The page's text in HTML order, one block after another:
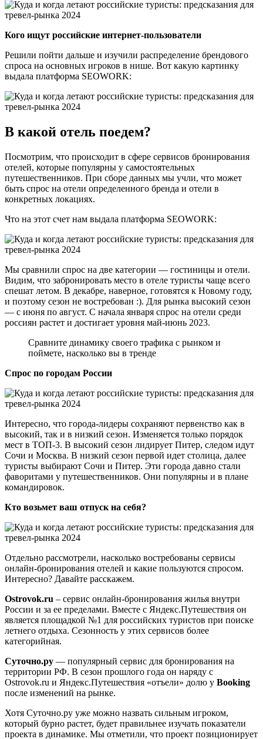
Кого ищут российские интернет-пользователи
Решили пойти дальше и изучили распределение брендового
спроса на основных игроков в нише. Вот какую картинку
выдала платформа SEOWORK:
В какой отель поедем?
Посмотрим, что происходит в сфере сервисов бронирования
отелей, которые популярны у самостоятельных
путешественников. При сборе данных мы учли, что может
быть спрос на отели определенного бренда и отели в
конкретных локациях.
Что на этот счет нам выдала платформа SEOWORK:
Мы сравнили спрос на две категории — гостиницы и отели.
Видим, что забронировать место в отеле туристы чаще всего
спешат летом. В декабре, наверное, готовятся к Новому году,
и поэтому сезон не востребован :). Для рынка высокий сезон
— с июня по август. С начала января спрос на отели среди
россиян растет и достигает уровня май-июнь 2023.
Сравните динамику своего трафика с рынком и
поймете, насколько вы в тренде
Спрос по городам России
Интересно, что города-лидеры сохраняют первенство как в
высокий, так и в низкий сезон. Изменяется только порядок
мест в ТОП-3. В высокий сезон лидирует Питер, следом идут
Сочи и Москва. В низкий сезон первой идет столица, далее
туристы выбирают Сочи и Питер. Эти города давно стали
фаворитами у путешественников. Они популярны и в плане
командировок.
Кто возьмет ваш отпуск на себя?
Отдельно рассмотрели, насколько востребованы сервисы
онлайн-бронирования отелей и какие пользуются спросом.
Интересно? Давайте расскажем.
Ostrovok.ru – сервис онлайн-бронирования жилья внутри
России и за ее пределами. Вместе с Яндекс.Путешествия он
является площадкой №1 для российских туристов при поиске
летнего отдыха. Сезонность у этих сервисов более
категорийная.
Суточно.ру — популярный сервис для бронирования на
территории РФ. В сезон прошлого года он наряду с
Ostrovok.ru и Яндекс.Путешествия «отъели» долю у Booking
после изменений на рынке.
Хотя Суточно.ру уже можно назвать сильным игроком,
который бурно растет, будет правильнее изучать показатели
проекта в динамике. Мы отметили, что проект позиционирует